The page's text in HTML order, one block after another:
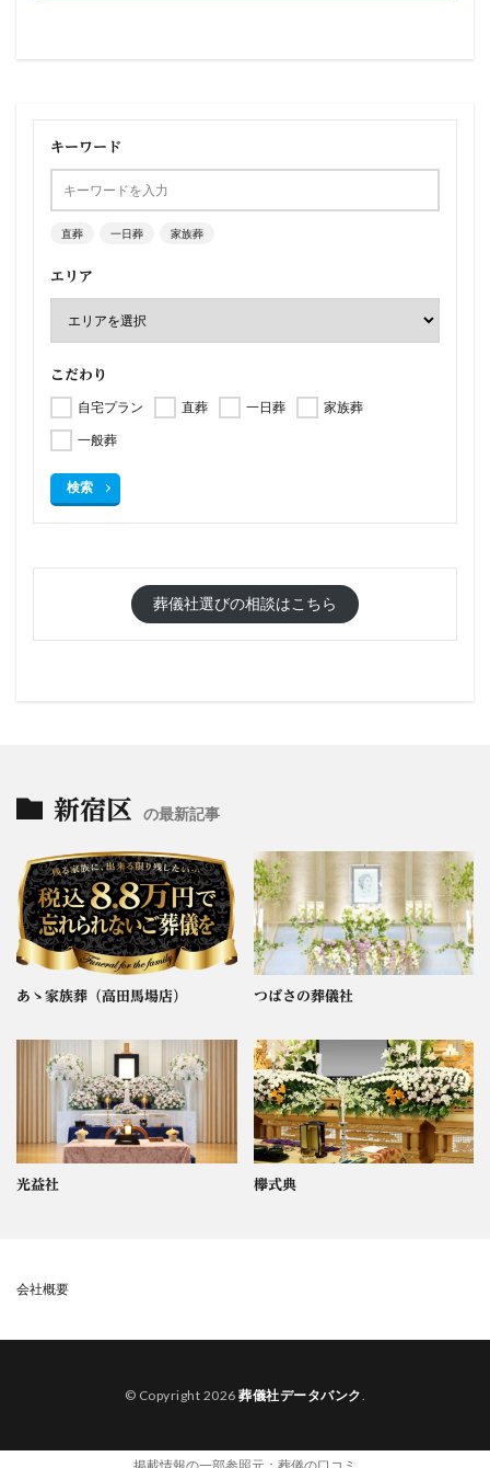
キーワード
直葬 一日葬 家族葬
エリア
こだわり
自宅プラン 直葬 一日葬
家族葬
一般葬
検索
葬儀社選びの相談はこちら
新宿区 の最新記事
あゝ家族葬（高田馬場店） つばさの葬儀社
光益社 欅式典
会社概要
© Copyright 2026葬儀社データバンク.